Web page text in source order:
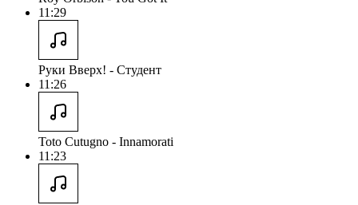
11:29
Руки Вверх! - Студент
11:26
Toto Cutugno - Innamorati
11:23